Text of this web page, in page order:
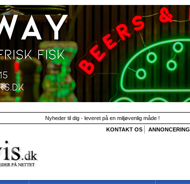
Nyheder til dig - leveret på en miljøvenlig måde !
KONTAKT OS
ANNONCERING